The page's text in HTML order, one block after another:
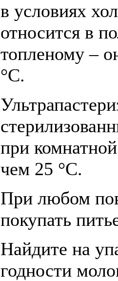
в условиях
относится в
топленому –
°С.
при
чем 25 °С.
При любом
покупать
Найдите на
годности